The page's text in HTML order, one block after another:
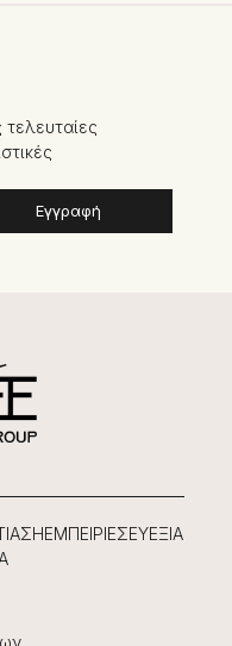
τελευταίες
Εγγραφή
ΕΜΠΕΙΡΊΕΣΕΥΕΞΊΑ